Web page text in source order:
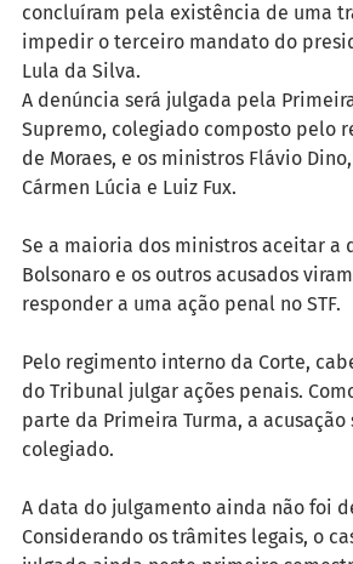
concluíram pela existência de uma
impedir o terceiro mandato do
Lula da Silva.
A denúncia será julgada pela
Supremo, colegiado composto pelo
de Moraes, e os ministros Flávio
Cármen Lúcia e Luiz Fux.
Se a maioria dos ministros aceitar a
Bolsonaro e os outros acusados
responder a uma ação penal no STF.
Pelo regimento interno da Corte,
do Tribunal julgar ações penais.
parte da Primeira Turma, a
colegiado.
A data do julgamento ainda não foi
Considerando os trâmites legais, o